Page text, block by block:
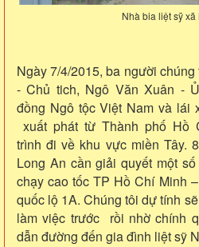
Nhà bia liệt sỹ xã
Ngày 7/4/2015, ba người
- Chủ tich, Ngô Văn Xuân -
đồng Ngô tộc Việt Nam và lái
xuất phát từ Thành phố Hồ
trình đi về khu vực miền Tây.
Long An cần giải quyết một
chạy cao tốc TP Hồ Chí Minh
quốc lộ 1A. Chúng tôi dự tính
làm việc trước rồi nhờ chính
dẫn đường đến gia đình liệt sỹ